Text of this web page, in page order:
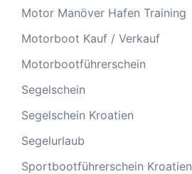
Motor Manöver Hafen Training
Motorboot Kauf / Verkauf
Motorbootführerschein
Segelschein
Segelschein Kroatien
Segelurlaub
Sportbootführerschein Kroatien